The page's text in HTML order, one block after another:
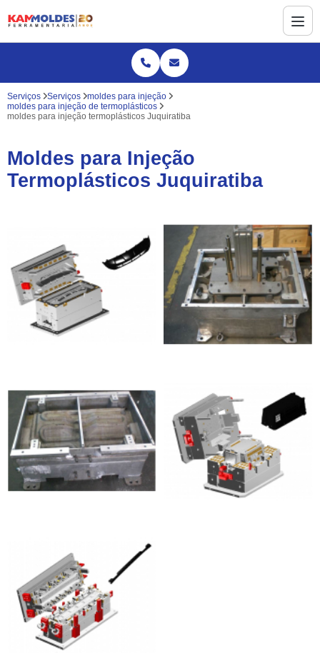
Serviços Serviços
moldes para injeção
moldes para injeção de termoplásticos
moldes para injeção termoplásticos Juquiratiba
Moldes para Injeção
Termoplásticos Juquiratiba